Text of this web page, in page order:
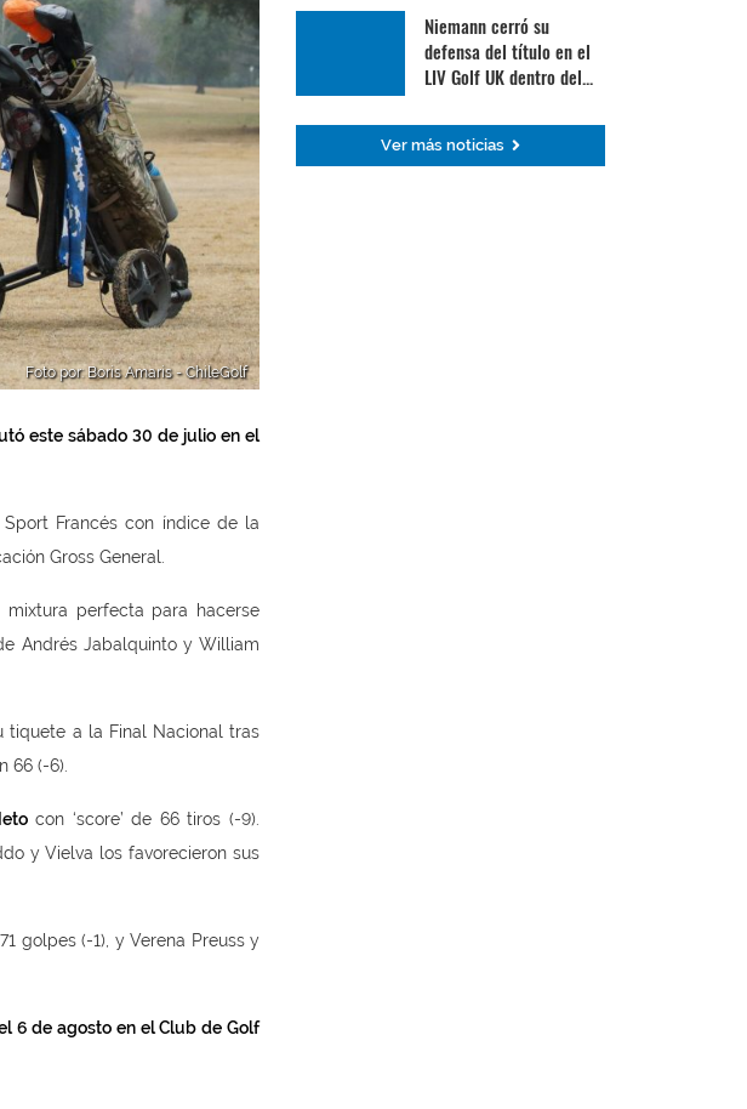
Foto por: Boris Amaris - ChileGolf
este sábado 30 de julio en el
Francés con índice de la
Gross General.
mixtura perfecta para hacerse
Andrés Jabalquinto y William
tiquete a la Final Nacional tras
66 (-6).
con ‘score’ de 66 tiros (-9).
y Vielva los favorecieron sus
golpes (-1), y Verena Preuss y
6 de agosto en el Club de Golf
Niemann cerró su
defensa del título en el
LIV Golf UK dentro del...
Ver más noticias